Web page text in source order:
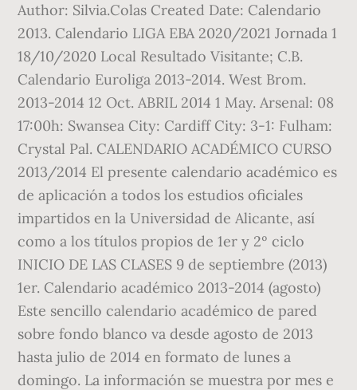
Author: Silvia.Colas Created Date: Calendario
2013. Calendario LIGA EBA 2020/2021 Jornada 1
18/10/2020 Local Resultado Visitante; C.B.
Calendario Euroliga 2013-2014. West Brom.
2013-2014 12 Oct. ABRIL 2014 1 May. Arsenal: 08
17:00h: Swansea City: Cardiff City: 3-1: Fulham:
Crystal Pal. CALENDARIO ACADÉMICO CURSO
2013/2014 El presente calendario académico es
de aplicación a todos los estudios oficiales
impartidos en la Universidad de Alicante, así
como a los títulos propios de 1er y 2º ciclo
INICIO DE LAS CLASES 9 de septiembre (2013)
1er. Calendario académico 2013-2014 (agosto)
Este sencillo calendario académico de pared
sobre fondo blanco va desde agosto de 2013
hasta julio de 2014 en formato de lunes a
domingo. La información se muestra por mes e